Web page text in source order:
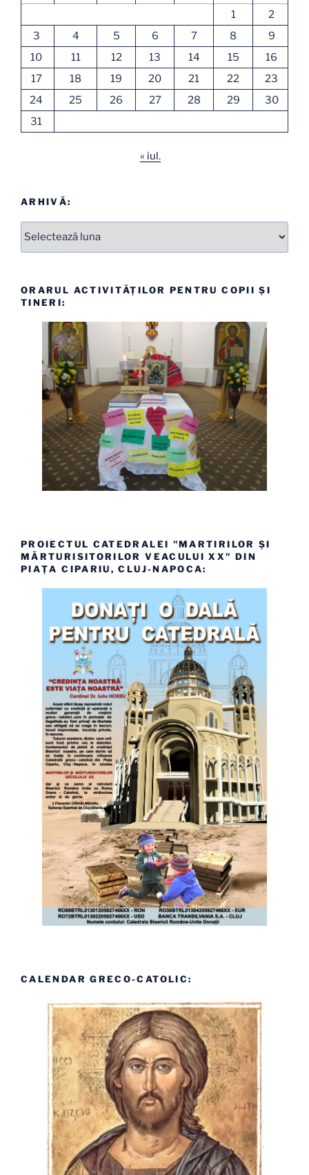
1
2
3
4 5 6 7 8
9
10
11 12 13 14 15
16
17
18 19 20 21 22
23
24
25 26 27 28 29
30
31
« iul.
ARHIVĂ:
Arhive
ORARUL ACTIVITĂȚILOR PENTRU COPII ȘI
TINERI:
PROIECTUL CATEDRALEI "MARTIRILOR ȘI
MĂRTURISITORILOR VEACULUI XX" DIN
PIAȚA CIPARIU, CLUJ-NAPOCA:
CALENDAR GRECO-CATOLIC: